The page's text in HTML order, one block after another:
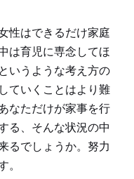
性はできるだけ家庭
は育児に専念してほ
いうような考え方の
ていくことはより難
なただけが家事を行
る、そんな状況の中
るでしょうか。努力
。